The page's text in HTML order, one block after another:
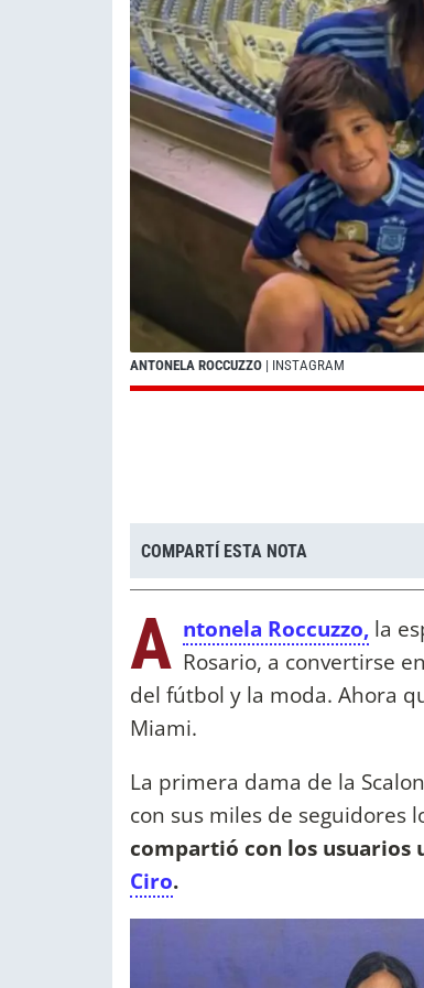
ANTONELA ROCCUZZO | INSTAGRAM
COMPARTÍ ESTA NOTA
A ntonela Roccuzzo, la
Rosario, a convertirse
del fútbol y la moda. Ahora
Miami.
La primera dama de la
con sus miles de seguidores
compartió con los usuarios
Ciro.